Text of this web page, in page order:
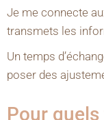
Je me connecte
transmets les
Un temps
poser des
Pour